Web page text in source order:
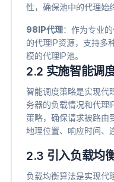
性，确保池中的代理始
98IP代理：作为专业
的代理IP资源，支持多
模的代理IP池。
2.2 实施智能调
智能调度策略是实现代
务器的负载情况和代理
策略，确保请求被路由
地理位置、响应时间、
2.3 引入负载均
负载均衡算法是实现代